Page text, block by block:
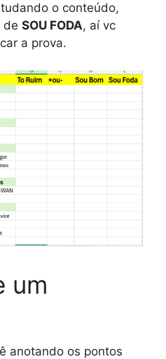
o conteúdo,
de SOU FODA, aí vc
a prova.
um
anotando os pontos